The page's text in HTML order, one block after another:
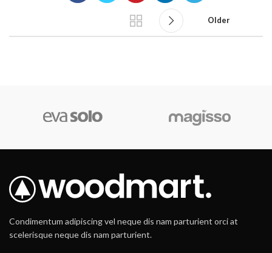
Older
Condimentum adipiscing vel neque dis nam parturient orci at
scelerisque neque dis nam parturient.